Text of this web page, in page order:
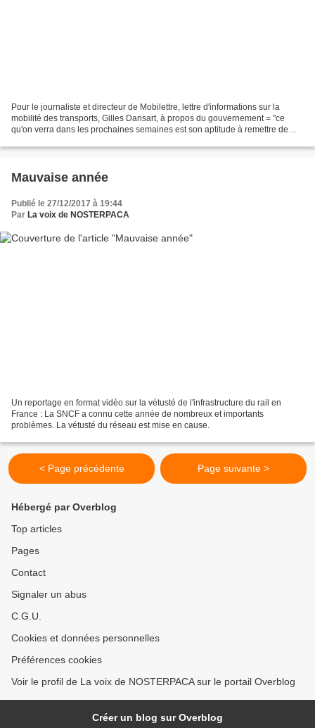
Pour le journaliste et directeur de Mobilettre, lettre d'informations sur la
mobilité des transports, Gilles Dansart, à propos du gouvernement = "ce
qu'on verra dans les prochaines semaines est son aptitude à remettre de
Mauvaise année
Publié le 27/12/2017 à 19:44
Par La voix de NOSTERPACA
Un reportage en format vidéo sur la vétusté de l'infrastructure du rail en
France : La SNCF a connu cette année de nombreux et importants
problèmes. La vétusté du réseau est mise en cause.
< Page précédente Page suivante >
Hébergé par Overblog
Top articles
Pages
Contact
Signaler un abus
C.G.U.
Cookies et données personnelles
Préférences cookies
Voir le profil de La voix de NOSTERPACA sur le portail Overblog
Créer un blog sur Overblog